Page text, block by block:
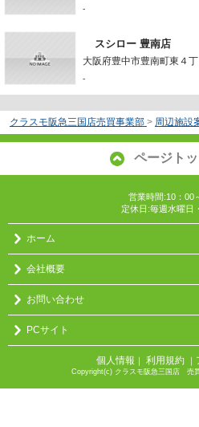
-
スシロー 豊南店
大阪府豊中市豊南町東４丁
-
クラスモ阪急三国店売買事業部 > 周辺施設
ページト
営業時間:10：00
定休日:毎週水曜日
ホーム
会社概要
お問い合わせ
PCサイト
個人情報 ｜ 利用規約 ｜
Copyright(c) クラスモ阪急三国店 売